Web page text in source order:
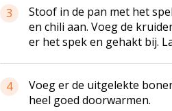
3
Stoof in de pan met het
en chili aan. Voeg de
er het spek en gehakt bij.
4
Voeg er de uitgelekte
heel goed doorwarmen.